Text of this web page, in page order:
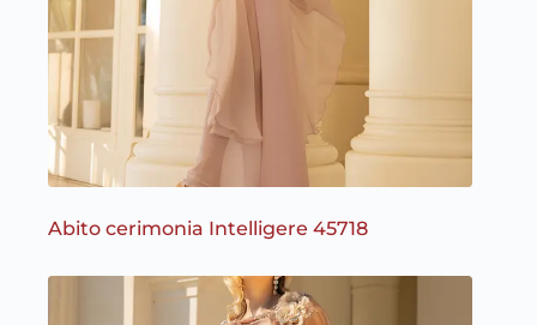
Abito cerimonia Intelligere 45718